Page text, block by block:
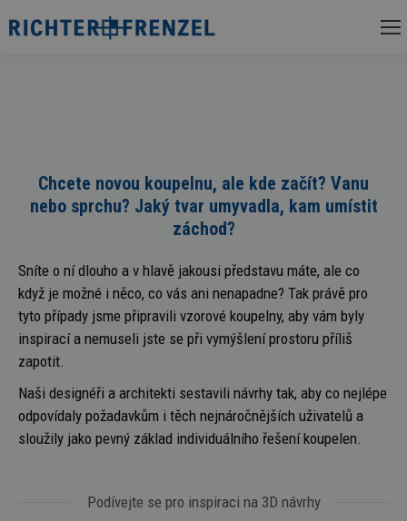
Chcete novou koupelnu, ale kde začít? Vanu
nebo sprchu? Jaký tvar umyvadla, kam umístit
záchod?
Sníte o ní dlouho a v hlavě jakousi představu máte, ale co
když je možné i něco, co vás ani nenapadne? Tak právě pro
tyto případy jsme připravili vzorové koupelny, aby vám byly
inspirací a nemuseli jste se při vymýšlení prostoru příliš
zapotit.
Naši designéři a architekti sestavili návrhy tak, aby co nejlépe
odpovídaly požadavkům i těch nejnáročnějších uživatelů a
sloužily jako pevný základ individuálního řešení koupelen.
Podívejte se pro inspiraci na 3D návrhy